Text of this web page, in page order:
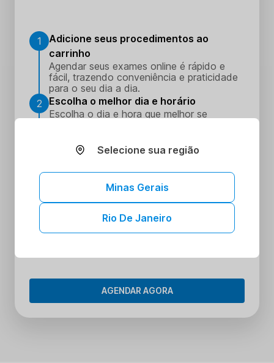
1
Adicione seus procedimentos ao
carrinho
Agendar seus exames online é rápido e
fácil, trazendo conveniência e praticidade
para o seu dia a dia.
2
Escolha o melhor dia e horário
Escolha o dia e hora que melhor se
Realize seus procedimentos
escolhida
4 Tenha acesso aos seus resultados sem
sair de casa
AGENDAR AGORA
Selecione sua região
Minas Gerais
Rio De Janeiro